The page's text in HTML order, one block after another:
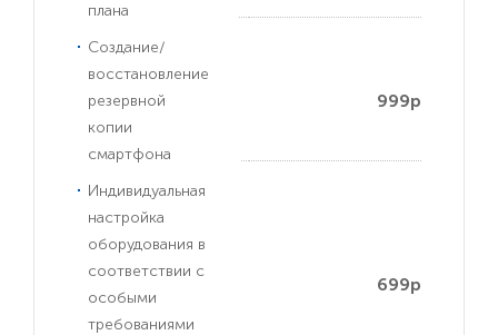
плана
Создание/
восстановление
резервной
копии
смартфона
999р
Индивидуальная
настройка
оборудования в
соответствии с
особыми
требованиями
699р